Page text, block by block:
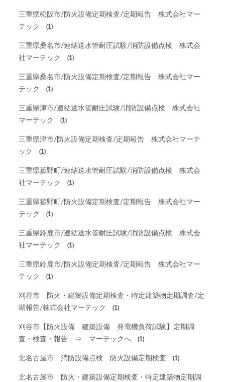
三重県松阪市/防火設備定期検査/定期報告 株式会社マー
テック
(1)
三重県桑名市/連結送水管耐圧試験/消防設備点検 株式会
社マーテック
(1)
三重県桑名市/防火設備定期検査/定期報告 株式会社マー
テック
(1)
三重県津市/連結送水管耐圧試験/消防設備点検 株式会社
マーテック
(1)
三重県津市/防火設備定期検査/定期報告 株式会社マーテ
ック
(1)
三重県菰野町/連結送水管耐圧試験/消防設備点検 株式会
社マーテック
(1)
三重県菰野町/防火設備定期検査/定期報告 株式会社マー
テック
(1)
三重県鈴鹿市/連結送水管耐圧試験/消防設備点検 株式会
社マーテック
(1)
三重県鈴鹿市/防火設備定期検査/定期報告 株式会社マー
テック
(1)
刈谷市 防火・建築設備定期検査・特定建築物定期調査/定
期報告/株式会社マーテック
(1)
刈谷市【防火設備 建築設備 発電機負荷試験】定期調
査・検査・報告 ⇒ マーテックへ
(1)
北名古屋市 消防設備点検 防火設備定期検査 (1)
北名古屋市 防火・建築設備定期検査・特定建築物定期調